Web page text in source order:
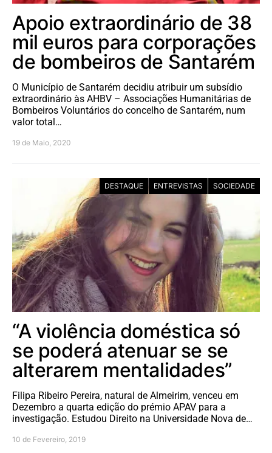
Apoio extraordinário de 38
mil euros para corporações
de bombeiros de Santarém
O Município de Santarém decidiu atribuir um subsídio
extraordinário às AHBV – Associações Humanitárias de
Bombeiros Voluntários do concelho de Santarém, num
valor total…
19 de Maio, 2020
DESTAQUE ENTREVISTAS SOCIEDADE
“A violência doméstica só
se poderá atenuar se se
alterarem mentalidades”
Filipa Ribeiro Pereira, natural de Almeirim, venceu em
Dezembro a quarta edição do prémio APAV para a
investigação. Estudou Direito na Universidade Nova de…
10 de Fevereiro, 2019